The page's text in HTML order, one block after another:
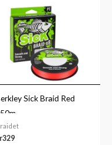
Sick Braid Red
329